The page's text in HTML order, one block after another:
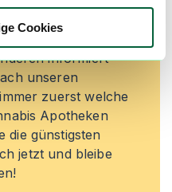
Cookies
mehr
informiert
unseren
zuerst welche
Apotheken
die günstigsten
jetzt und bleibe